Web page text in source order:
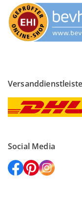
Social Media